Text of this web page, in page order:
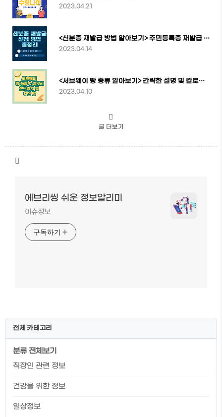
2023.04.21
<신분증 재발급 방법 알아보기> 주민등록증 재발급 온라인/오프라인 총정리
2023.04.14
<서브웨이 빵 종류 알아보기> 간략한 설명 및 칼로리 정보
2023.04.10
글 더보기
에브리씽 쉬운 정보알리미
이슈정보
구독하기
전체 카테고리
분류 전체보기
직장인 관련 정보
건강을 위한 정보
일상정보